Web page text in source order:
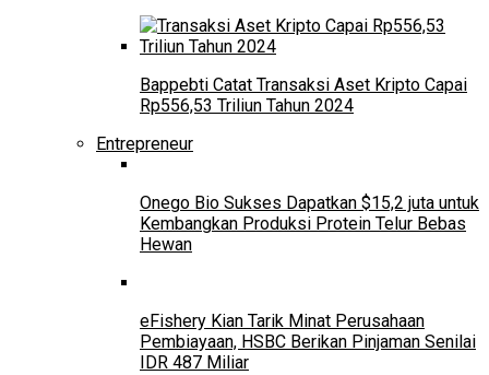
Bappebti Catat Transaksi Aset Kripto Capai
Rp556,53 Triliun Tahun 2024
Entrepreneur
Onego Bio Sukses Dapatkan $15,2 juta untuk
Kembangkan Produksi Protein Telur Bebas
Hewan
eFishery Kian Tarik Minat Perusahaan
Pembiayaan, HSBC Berikan Pinjaman Senilai
IDR 487 Miliar